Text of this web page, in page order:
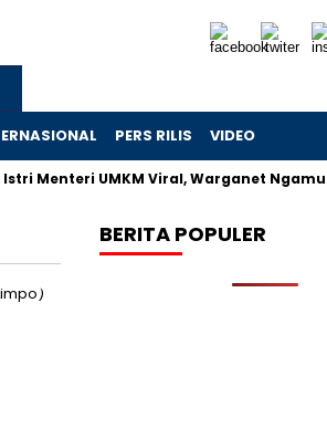
PERS RILIS VIDEO
Menteri UMKM Viral, Warganet Ngamuk
BERITA POPULER